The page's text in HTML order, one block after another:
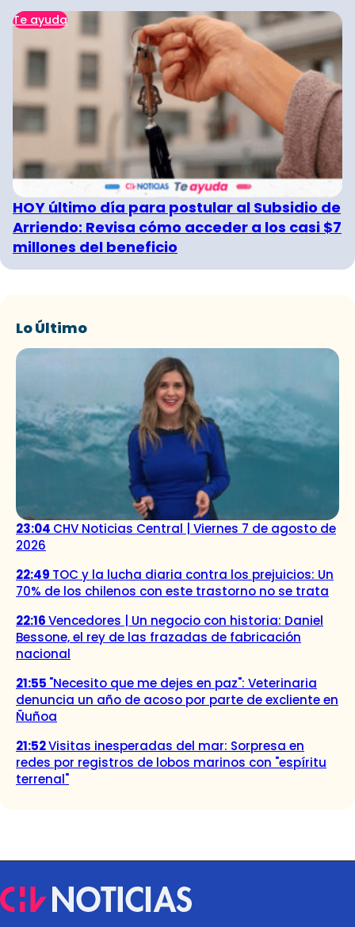
Te ayuda
HOY último día para postular al Subsidio de
Arriendo: Revisa cómo acceder a los casi $7
millones del beneficio
Lo Último
23:04 CHV Noticias Central | Viernes 7 de agosto de
2026
22:49 TOC y la lucha diaria contra los prejuicios: Un
70% de los chilenos con este trastorno no se trata
22:16Vencedores | Un negocio con historia: Daniel
Bessone, el rey de las frazadas de fabricación
nacional
21:55 "Necesito que me dejes en paz": Veterinaria
denuncia un año de acoso por parte de excliente en
Ñuñoa
21:52Visitas inesperadas del mar: Sorpresa en
redes por registros de lobos marinos con "espíritu
terrenal"